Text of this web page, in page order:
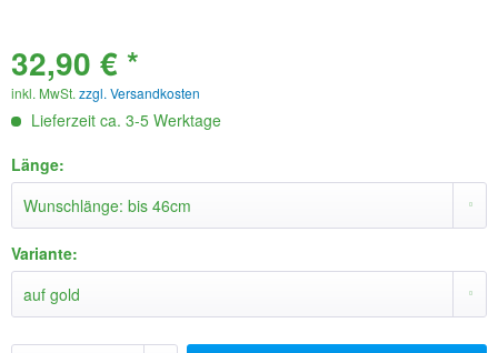
32,90 € *
inkl. MwSt. zzgl. Versandkosten
Lieferzeit ca. 3-5 Werktage
Länge:
Variante: